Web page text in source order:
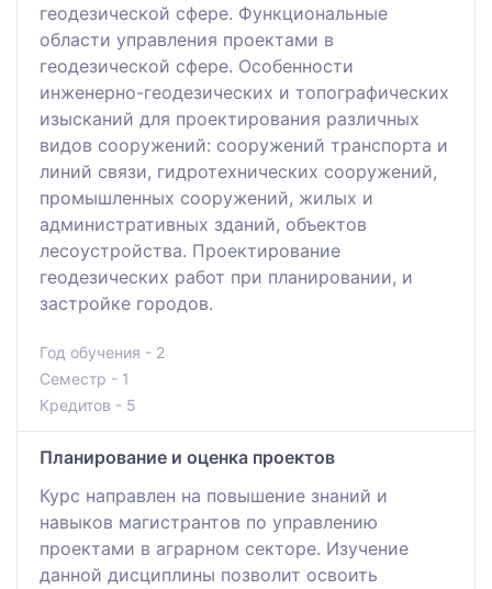
геодезической сфере. Функциональные
области управления проектами в
геодезической сфере. Особенности
инженерно-геодезических и топографических
изысканий для проектирования различных
видов сооружений: сооружений транспорта и
линий связи, гидротехнических сооружений,
промышленных сооружений, жилых и
административных зданий, объектов
лесоустройства. Проектирование
геодезических работ при планировании, и
застройке городов.
Год обучения - 2
Семестр - 1
Кредитов - 5
Планирование и оценка проектов
Курс направлен на повышение знаний и
навыков магистрантов по управлению
проектами в аграрном секторе. Изучение
данной дисциплины позволит освоить